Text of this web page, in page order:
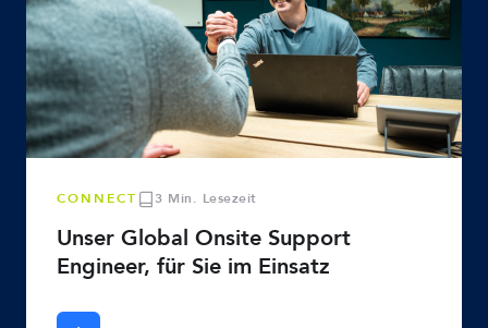
CONNECT 3 Min. Lesezeit
Unser Global Onsite Support
Engineer, für Sie im Einsatz